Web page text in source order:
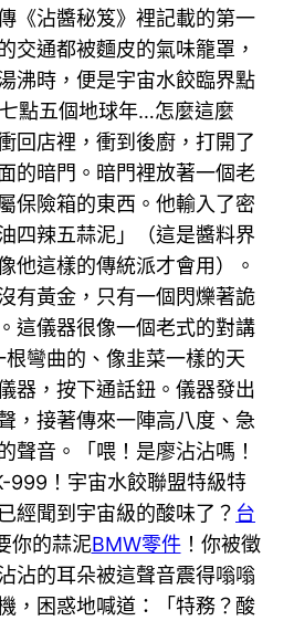
《沾醬秘笈》裡記載的第一
交通都被麵皮的氣味籠罩，
沸時，便是宇宙水餃臨界點
點五個地球年…怎麼這麼
回店裡，衝到後廚，打開了
的暗門。暗門裡放著一個老
保險箱的東西。他輸入了密
四辣五蒜泥」（這是醬料界
他這樣的傳統派才會用）。
有黃金，只有一個閃爍著詭
這儀器很像一個老式的對講
彎曲的、像韭菜一樣的天
器，按下通話鈕。儀器發出
，接著傳來一陣高八度、急
聲音。「喂！是廖沾沾嗎！
999！宇宙水餃聯盟特級特
經聞到宇宙級的酸味了？ 台
你的蒜泥BMW零件！你被徵
沾的耳朵被這聲音震得嗡嗡
，困惑地喊道：「特務？酸